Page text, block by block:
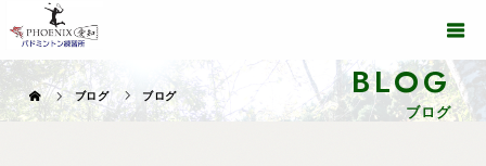
BLOG
ブログ
ブログ ブログ